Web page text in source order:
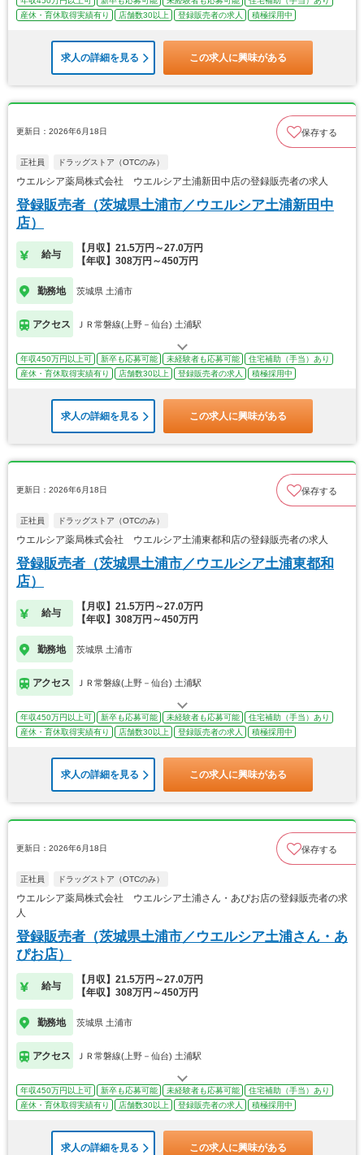
産休・育休取得実績有り
店舗数30以上 登録販売者の求人 積極採用中
求人の詳細を見る この求人に興味がある
更新日：2026年6月18日 保存する
正社員 ドラッグストア（OTCのみ）
ウエルシア薬局株式会社 ウエルシア土浦新田中店の登録販売者の求人
登録販売者（茨城県土浦市／ウエルシア土浦新田中
店）
給与
【月収】21.5万円～27.0万円
【年収】308万円～450万円
勤務地 茨城県 土浦市
アクセス ＪＲ常磐線(上野－仙台) 土浦駅
年収450万円以上可 新卒も応募可能 未経験者も応募可能
住宅補助（手当）あり
産休・育休取得実績有り
店舗数30以上 登録販売者の求人 積極採用中
求人の詳細を見る この求人に興味がある
更新日：2026年6月18日 保存する
正社員 ドラッグストア（OTCのみ）
ウエルシア薬局株式会社 ウエルシア土浦東都和店の登録販売者の求人
登録販売者（茨城県土浦市／ウエルシア土浦東都和
店）
給与
【月収】21.5万円～27.0万円
【年収】308万円～450万円
勤務地 茨城県 土浦市
アクセス ＪＲ常磐線(上野－仙台) 土浦駅
年収450万円以上可 新卒も応募可能 未経験者も応募可能
住宅補助（手当）あり
産休・育休取得実績有り
店舗数30以上 登録販売者の求人 積極採用中
求人の詳細を見る この求人に興味がある
更新日：2026年6月18日 保存する
正社員 ドラッグストア（OTCのみ）
ウエルシア薬局株式会社 ウエルシア土浦さん・あぴお店の登録販売者の求
人
登録販売者（茨城県土浦市／ウエルシア土浦さん・あ
ぴお店）
給与
【月収】21.5万円～27.0万円
【年収】308万円～450万円
勤務地 茨城県 土浦市
アクセス ＪＲ常磐線(上野－仙台) 土浦駅
年収450万円以上可 新卒も応募可能 未経験者も応募可能
住宅補助（手当）あり
産休・育休取得実績有り
店舗数30以上 登録販売者の求人 積極採用中
求人の詳細を見る この求人に興味がある